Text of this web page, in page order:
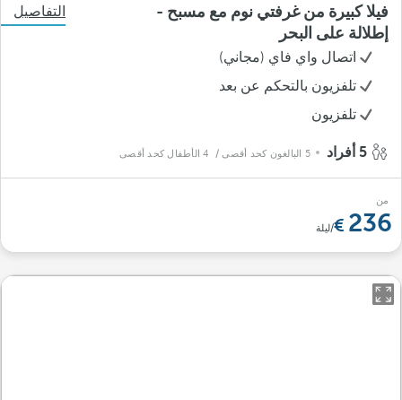
فيلا كبيرة من غرفتي نوم مع مسبح -
إطلالة على البحر
التفاصيل
اتصال واي فاي (مجاني)
تلفزيون بالتحكم عن بعد
تلفزيون
5 البالغون كحد أقصى / 4 الأطفال كحد أقصى
من
236 /ليلة